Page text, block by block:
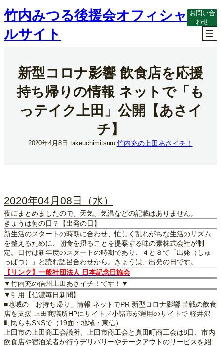
内
容
ス
キ
竹内みつる後援会オフィシャ
ルサイト
お問い合
わせ
新型コロナ影響 飲食店を応援
持ち帰りの情報 ネットで「も
っテイク上田」公開【あさイ
チ】
2020年4月8日 takeuchimitsuru 竹内充の上田あさイチ！
2020年04月08日（水）
夜にまとめましたので、天気、気温などの記載はありません。
きょうは何の日？【出発の日】
新生活のスタートの時期に合わせ、忙しく乱れがちな生活のリズム
を整えるために、朝食を摂ることを提案する味の素株式会社が制
定。日付は新年度のスタートの時期であり、４と８で「出発（しゅ
っぱつ）」と読む語呂合わせから。きょうは、出発の日です。
【リンク】一般社団法人 日本記念日協会
▼竹内充の信州上田あさイチ！です！▼
▼引用【信濃毎日新聞】
■地域の「お持ち帰り」情報 ネットでPR 新型コロナ影響 苦戦の飲食
店を支援 上田商議所HPにサイト／小諸市が運用のサイトで 軽井沢
町民らもSNSで（19面・地域・東信）
上田市の上田商工会議所、上田市商工会と真田町商工会は8日、市内
飲食店や宿泊業者が行うデリバリーやテークアウトのサービスを紹